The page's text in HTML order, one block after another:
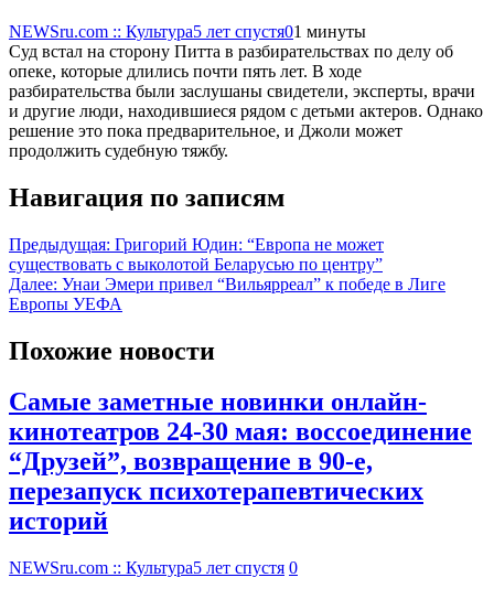
NEWSru.com :: Культура5 лет спустя01 минуты
Суд встал на сторону Питта в разбирательствах по делу об
опеке, которые длились почти пять лет. В ходе
разбирательства были заслушаны свидетели, эксперты, врачи
и другие люди, находившиеся рядом с детьми актеров. Однако
решение это пока предварительное, и Джоли может
продолжить судебную тяжбу.
Навигация по записям
Предыдущая: Григорий Юдин: “Европа не может
существовать с выколотой Беларусью по центру”
Далее: Унаи Эмери привел “Вильярреал” к победе в Лиге
Европы УЕФА
Похожие новости
Самые заметные новинки онлайн-
кинотеатров 24-30 мая: воссоединение
“Друзей”, возвращение в 90-е,
перезапуск психотерапевтических
историй
NEWSru.com :: Культура5 лет спустя 0